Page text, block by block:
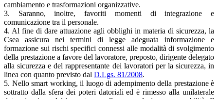
cambiamento e trasformazioni organizzative.
3. Saranno, inoltre, favoriti momenti di integrazione e
comunicazione tra il personale.
4. Al fine di dare attuazione agli obblighi in materia di sicurezza, la
Csea assicura nei termini di legge adeguata informazione e
formazione sui rischi specifici connessi alle modalità di svolgimento
della prestazione a favore del lavoratore, preposto, dirigente delegato
alla sicurezza e del rappresentante dei lavoratori per la sicurezza, in
linea con quanto previsto dal D.Lgs. 81/2008.
5. Nello smart working, il luogo di adempimento della prestazione è
sottratto dalla sfera dei poteri datoriali ed è rimesso alla unilaterale